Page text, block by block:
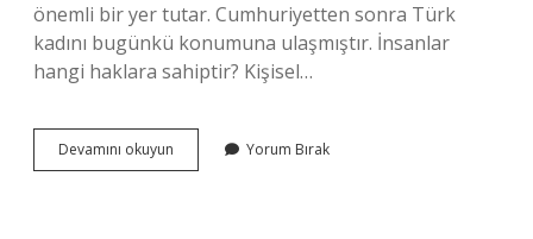
önemli bir yer tutar. Cumhuriyetten sonra Türk
kadını bugünkü konumuna ulaşmıştır. İnsanlar
hangi haklara sahiptir? Kişisel…
Devamını okuyun
Olduğu
Yorum Bırak